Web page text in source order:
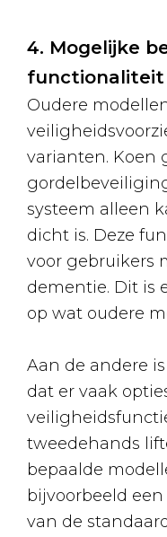
4. Mogelijke
functionaliteit
Oudere
varianten. Koen
systeem alleen
dicht is. Deze
voor gebruikers
dementie. Dit is
op wat oudere
Aan de andere
dat er vaak
tweedehands
bepaalde
bijvoorbeeld
van de